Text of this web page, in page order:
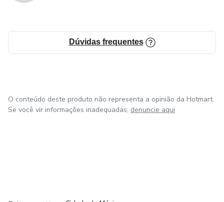
Dúvidas frequentes
O conteúdo deste produto não representa a opinião da Hotmart.
Se você vir informações inadequadas, denuncie aqui